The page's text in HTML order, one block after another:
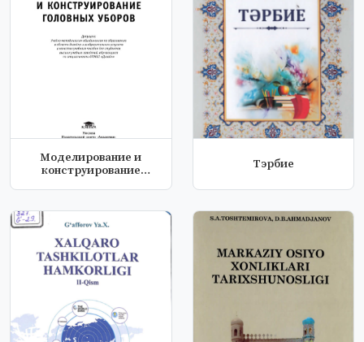
Моделирование и
конструирование
Тэрбие